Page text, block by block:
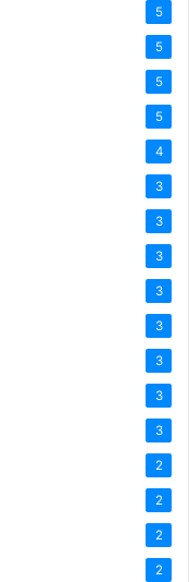
5
5
5
5
4
3
3
3
3
3
3
3
3
2
2
2
2